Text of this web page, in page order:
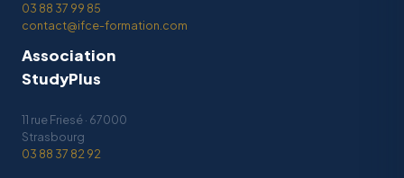
03 88 37 99 85
contact@ifce-formation.com
Association
StudyPlus
11 rue Friesé · 67000
Strasbourg
03 88 37 82 92